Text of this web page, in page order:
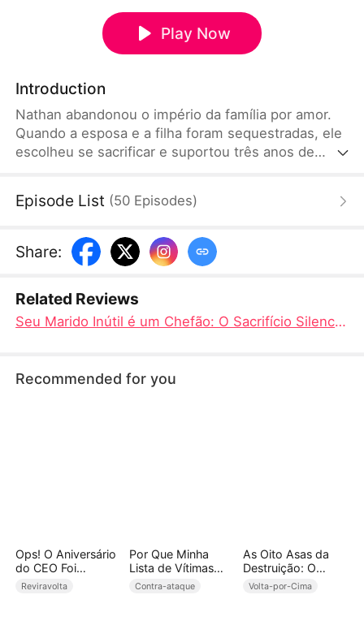
Play Now
Introduction
Nathan abandonou o império da família por amor.
Quando a esposa e a filha foram sequestradas, ele
escolheu se sacrificar e suportou três anos de
que a filha estava distante. Com o coração partido,
bilionária, rompeu com o passado e deu início a
uma nova vida.
Episode List (50 Episodes)
Share:
Related Reviews
Seu Marido Inútil é um Chefão: O Sacrifício Silencioso e a Queda de uma Farsa Familiar!
Recommended for you
Ops! O Aniversário
do CEO Foi
Arruinado(Dublado
Reviravolta
Por Que Minha
Lista de Vítimas
Virou um Fã-
Contra-ataque
As Oito Asas da
Destruição: O
Mundo Estremece
ao Meu Chamado
Volta-por-Cima